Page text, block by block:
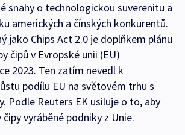
snahy o technologickou suverenitu a
amerických a čínských konkurentů.
jako Chips Act 2.0 je doplňkem plánu
čipů v Evropské unii (EU)
2023. Ten zatím nevedl k
podílu EU na světovém trhu s
Podle Reuters EK usiluje o to, aby
vyráběné podniky z Unie.